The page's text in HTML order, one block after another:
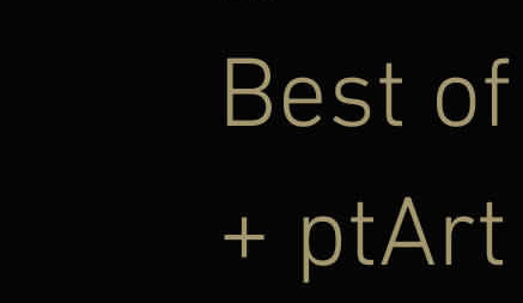
Best
+ ptArt